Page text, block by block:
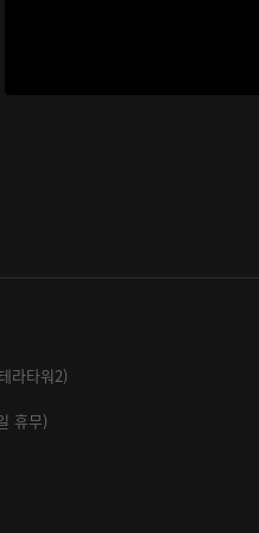
라타워2)
휴무)